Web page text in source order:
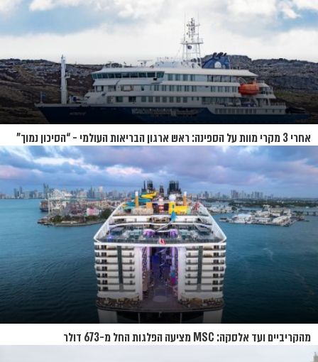
אחרי 3 מקרי מוות על הספינה: ראש ארגון הבריאות העולמי - “הסיכון נמוך”
מהקריביים ועד אלסקה: MSC מציעה הפלגות החל מ-673 דולר